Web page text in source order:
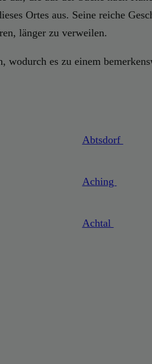
Ortes aus. Seine reiche
länger zu verweilen.
es zu einem
Abtsdorf
Aching
Achtal